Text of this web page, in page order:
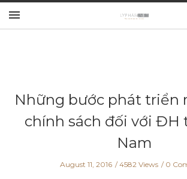
Những bước phát triển
chính sách đối với ĐH
Nam
August 11, 2016 4582 Views 0